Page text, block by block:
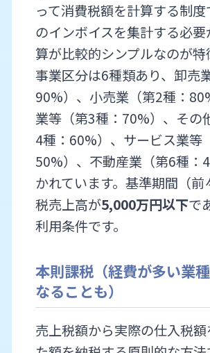
って消費税額を計算する制度
のインボイスを集計する必
算が比較的シンプルなのが特
事業区分は6種類あり、卸売
90%）、小売業（第2種：
業等（第3種：70%）、その
4種：60%）、サービス業等
50%）、不動産業（第6種：
かれています。基準期間（
税売上高が5,000万円以下で
利用条件です。
本則課税（経費が多い業
なることも）
売上税額から実際の仕入税